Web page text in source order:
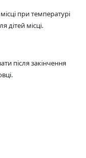
при температурі
дітей місці.
після закінчення